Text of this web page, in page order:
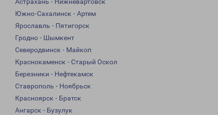
Астрахань - Нижневартовск
Южно-Сахалинск - Артем
Ярославль - Пятигорск
Гродно - Шымкент
Северодвинск - Майкоп
Краснокаменск - Старый Оскол
Березники - Нефтекамск
Ставрополь - Ноябрьск
Красноярск - Братск
Ангарск - Бузулук